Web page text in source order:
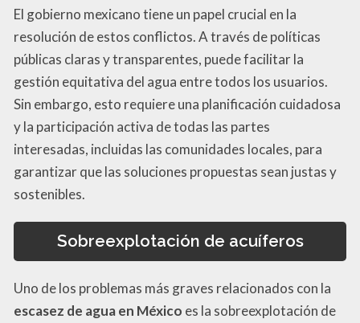
El gobierno mexicano tiene un papel crucial en la
resolución de estos conflictos. A través de políticas
públicas claras y transparentes, puede facilitar la
gestión equitativa del agua entre todos los usuarios.
Sin embargo, esto requiere una planificación cuidadosa
y la participación activa de todas las partes
interesadas, incluidas las comunidades locales, para
garantizar que las soluciones propuestas sean justas y
sostenibles.
Sobreexplotación de acuíferos
Uno de los problemas más graves relacionados con la
escasez de agua en México es la sobreexplotación de